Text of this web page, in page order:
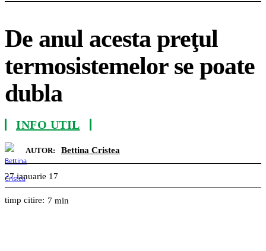
De anul acesta preţul
termosistemelor se poate
dubla
INFO UTIL
AUTOR: Bettina Cristea
27 ianuarie 17
timp citire: 7 min